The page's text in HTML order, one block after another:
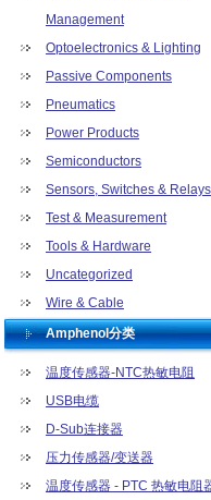
Management
Optoelectronics & Lighting
Passive Components
Pneumatics
Power Products
Semiconductors
Sensors, Switches & Relays
Test & Measurement
Tools & Hardware
Uncategorized
Wire & Cable
Amphenol分类
温度传感器-NTC热敏电阻
USB电缆
D-Sub连接器
压力传感器/变送器
温度传感器 - PTC 热敏电阻